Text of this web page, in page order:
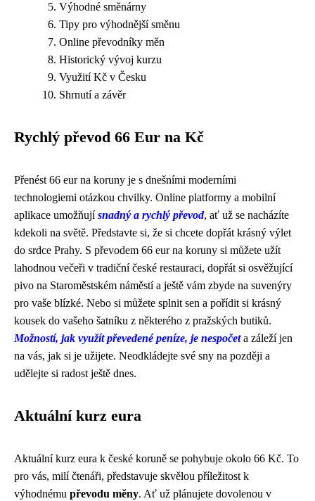
Výhodné směnárny
Tipy pro výhodnější směnu
Online převodníky měn
Historický vývoj kurzu
Využití Kč v Česku
Shrnutí a závěr
Rychlý převod 66 Eur na Kč
Přenést 66 eur na koruny je s dnešními moderními
technologiemi otázkou chvilky. Online platformy a mobilní
aplikace umožňujísnadný a rychlý převod, ať už se nacházíte
kdekoli na světě. Představte si, že si chcete dopřát krásný výlet
do srdce Prahy. S převodem 66 eur na koruny si můžete užít
lahodnou večeři v tradiční české restauraci, dopřát si osvěžující
pivo na Staroměstském náměstí a ještě vám zbyde na suvenýry
pro vaše blízké. Nebo si můžete splnit sen a pořídit si krásný
kousek do vašeho šatníku z některého z pražských butiků.
Možností, jak využít převedené peníze, je nespočeta záleží jen
na vás, jak si je užijete. Neodkládejte své sny na později a
udělejte si radost ještě dnes.
Aktuální kurz eura
Aktuální kurz eura k české koruně se pohybuje okolo 66 Kč. To
pro vás, milí čtenáři, představuje skvělou příležitost k
výhodnému převodu měny. Ať už plánujete dovolenou v